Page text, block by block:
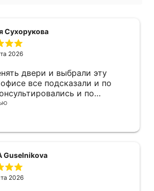
Сухорукова
2026
двери и выбрали эту
и по
ответила на все
качественно и аккуратно,
рекомендую! С утра до
после монтажа. Рекомендую!
Guselnikova
2026